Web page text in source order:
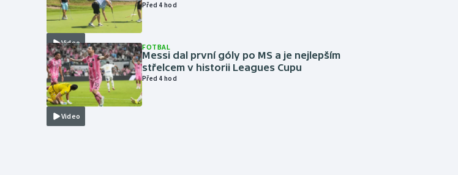
Video
Před 4 hod
Video
FOTBAL
Messi dal první góly po MS a je nejlepším
střelcem v historii Leagues Cupu
Před 4 hod